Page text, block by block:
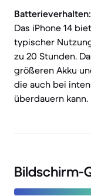
Batterieverhalten:
Das iPhone 14
typischer
zu 20 Stunden.
größeren Akku
die auch bei
überdauern kann.
Bildschirm-